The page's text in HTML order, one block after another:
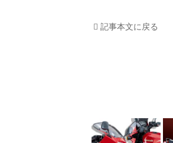
記事本文に戻る